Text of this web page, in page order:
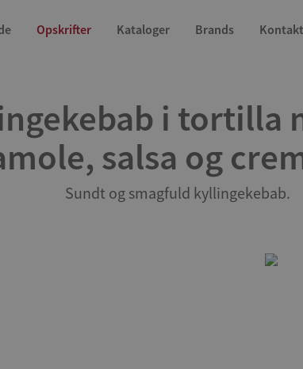
Opskrifter Kataloger Brands
i tortilla
salsa og
Sundt og smagfuld kyllingekebab.